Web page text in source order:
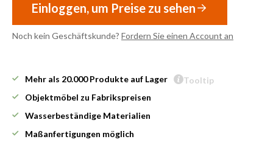
Einloggen, um Preise zu sehen
Noch kein Geschäftskunde? Fordern Sie einen Account an
Mehr als 20.000 Produkte auf Lager
Tooltip
Objektmöbel zu Fabrikspreisen
Wasserbeständige Materialien
Maßanfertigungen möglich